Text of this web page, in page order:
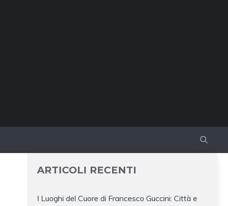
ARTICOLI RECENTI
I Luoghi del Cuore di Francesco Guccini: Città e